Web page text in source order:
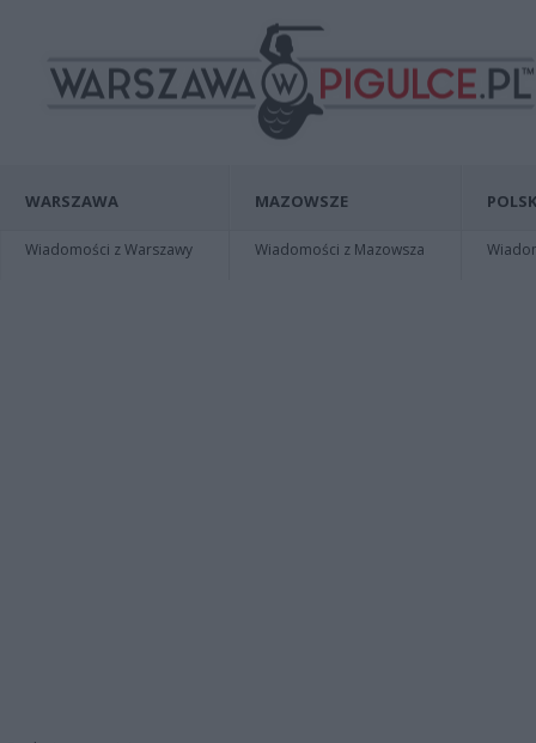
WARSZAWA
Wiadomości z Warszawy
MAZOWSZE
Wiadomości z Mazowsza